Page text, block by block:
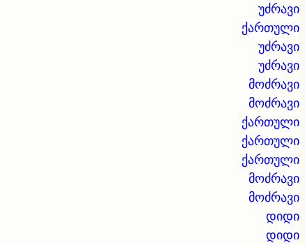
უძრავი
ქართული
უძრავი
უძრავი
მოძრავი
მოძრავი
ქართული
ქართული
ქართული
მოძრავი
მოძრავი
დიდი
დიდი